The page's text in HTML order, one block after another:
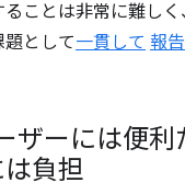
ことは非常に難し
として一貫して 報告
ザーには便利
負担